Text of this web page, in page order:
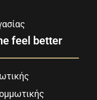
feel better